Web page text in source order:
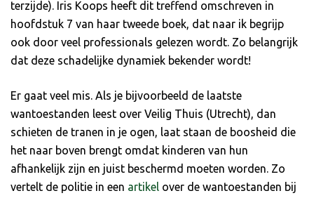
terzijde). Iris Koops heeft dit treffend omschreven in
hoofdstuk 7 van haar tweede boek, dat naar ik begrijp
ook door veel professionals gelezen wordt. Zo belangrijk
dat deze schadelijke dynamiek bekender wordt!
Er gaat veel mis. Als je bijvoorbeeld de laatste
wantoestanden leest over Veilig Thuis (Utrecht), dan
schieten de tranen in je ogen, laat staan de boosheid die
het naar boven brengt omdat kinderen van hun
afhankelijk zijn en juist beschermd moeten worden. Zo
vertelt de politie in een artikel over de wantoestanden bij